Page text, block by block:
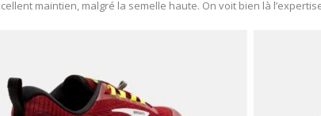
maintien, malgré la semelle haute. On voit bien là